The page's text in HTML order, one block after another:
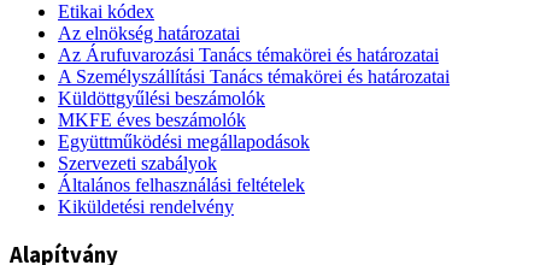
Etikai kódex
Az elnökség határozatai
Az Árufuvarozási Tanács témakörei és határozatai
A Személyszállítási Tanács témakörei és határozatai
Küldöttgyűlési beszámolók
MKFE éves beszámolók
Együttműködési megállapodások
Szervezeti szabályok
Általános felhasználási feltételek
Kiküldetési rendelvény
Alapítvány